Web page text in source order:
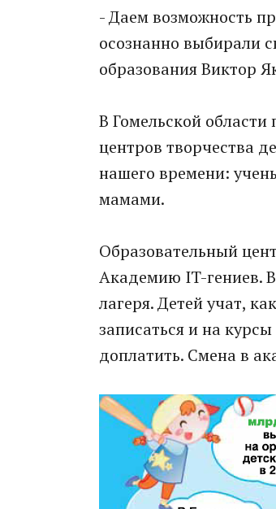
- Даем возможность
осознанно выбирали
образования Виктор
В Гомельской
центров творчества
нашего времени:
мамами.
Образовательный
Академию IT-гениев.
лагеря. Детей учат,
записаться и на
доплатить. Смена в